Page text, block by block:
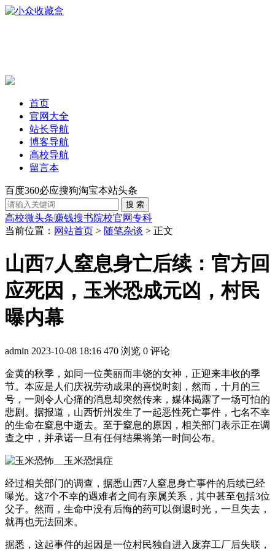
首页
官网大全
站长导航
博客导航
高校导航
留言本
百度360必应搜狗淘宝本站头条
高校微头条赚钱搜书院校官网专科
当前位置： 网站首页 > 随笔杂谈 > 正文
山西7人窒息身亡后续：官方回
应死因，玉米恐成元凶，村民
曝内幕
admin 2023-10-08 18:16 470 浏览 0 评论
金黄的秋季，如同一位美丽而丰饶的女神，正迎来丰收的季
节。本应是人们庆祝劳动成果的喜悦时刻，然而，十月的三
号，一则令人心痛的消息却突然传来，媒体揭露了一场可怕的
悲剧。据报道，山西忻州发生了一起恶性死亡事件，七名不幸
的生命在窒息中逝去。至于窒息的原因，相关部门表示正在调
查之中，并承诺一旦有任何结果将第一时间公布。
经过相关部门的调查，据悉山西7人窒息身亡事件的后续已经
曝光。这7个不幸的遇难者之间有亲属关系，其中甚至包括3位
父子。然而，生命中没有后悔的药可以倒退时光，一旦失去，
就再也无法回来。
据悉，这起事件的起因是一位村民独自进入废弃工厂后失联，